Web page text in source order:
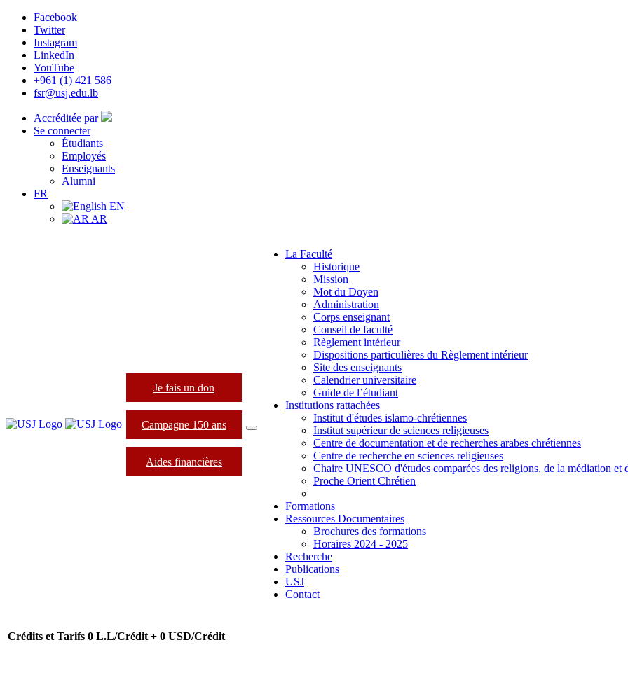
Facebook
Twitter
Instagram
LinkedIn
YouTube
+961 (1) 421 586
fsr@usj.edu.lb
Accréditée par
Se connecter
Étudiants
Employés
Enseignants
Alumni
FR
EN
AR
Je fais un don
Campagne 150 ans
Aides financières
La Faculté
Historique
Mission
Mot du Doyen
Administration
Corps enseignant
Conseil de faculté
Règlement intérieur
Dispositions particulières du Règlement intérieur
Site des enseignants
Calendrier universitaire
Guide de l’étudiant
Institutions rattachées
Institut d'études islamo-chrétiennes
Institut supérieur de sciences religieuses
Centre de documentation et de recherches arabes chrétiennes
Centre de recherche en sciences religieuses
Chaire UNESCO d'études comparées des religions, de la médiation et
Proche Orient Chrétien
Formations
Ressources Documentaires
Brochures des formations
Horaires 2024 - 2025
Recherche
Publications
USJ
Contact
Crédits et Tarifs 0 L.L/Crédit + 0 USD/Crédit